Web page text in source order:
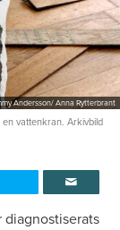
Andersson/ Anna Rytterbrant
vattenkran. Arkivbild
diagnostiserats